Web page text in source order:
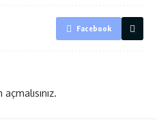
Facebook
.